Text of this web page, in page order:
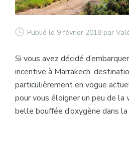
Publié le 9 février 2018 par
Si vous avez décidé
incentive à Marrakech,
particulièrement en vogue
pour vous éloigner un peu de
belle bouffée d’oxygène dans la